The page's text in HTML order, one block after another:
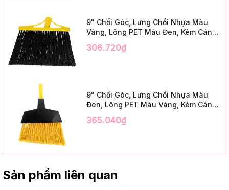
9" Chổi Góc, Lưng Chổi Nhựa Màu
Vàng, Lông PET Màu Đen, Kèm Cán
12 Bộ/Thùng (9" Angle Broom, Yellow
306.720₫
9" Chổi Góc, Lưng Chổi Nhựa Màu
Đen, Lông PET Màu Vàng, Kèm Cán
12 Bộ/Thùng (9" Angle Broom, Black
365.040₫
Sản phẩm liên quan